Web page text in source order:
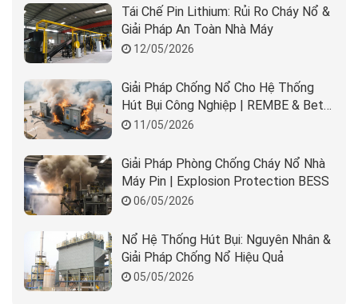
Tái Chế Pin Lithium: Rủi Ro Cháy Nổ &
Giải Pháp An Toàn Nhà Máy
12/05/2026
Giải Pháp Chống Nổ Cho Hệ Thống
Hút Bụi Công Nghiệp | REMBE & Beta
Solution
11/05/2026
Giải Pháp Phòng Chống Cháy Nổ Nhà
Máy Pin | Explosion Protection BESS
06/05/2026
Nổ Hệ Thống Hút Bụi: Nguyên Nhân &
Giải Pháp Chống Nổ Hiệu Quả
05/05/2026